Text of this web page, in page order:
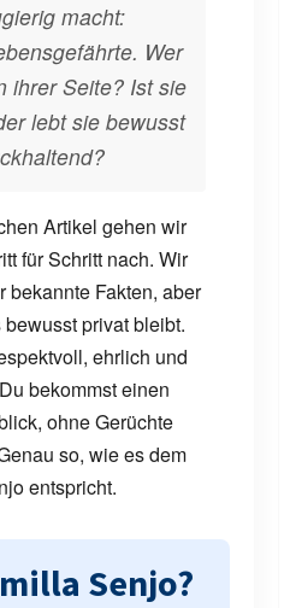
macht:
Wer
ihrer Seite? Ist sie
lebt sie bewusst
Artikel gehen wir
für Schritt nach. Wir
bekannte Fakten, aber
privat bleibt.
ehrlich und
bekommst einen
ohne Gerüchte
so, wie es dem
entspricht.
Senjo?